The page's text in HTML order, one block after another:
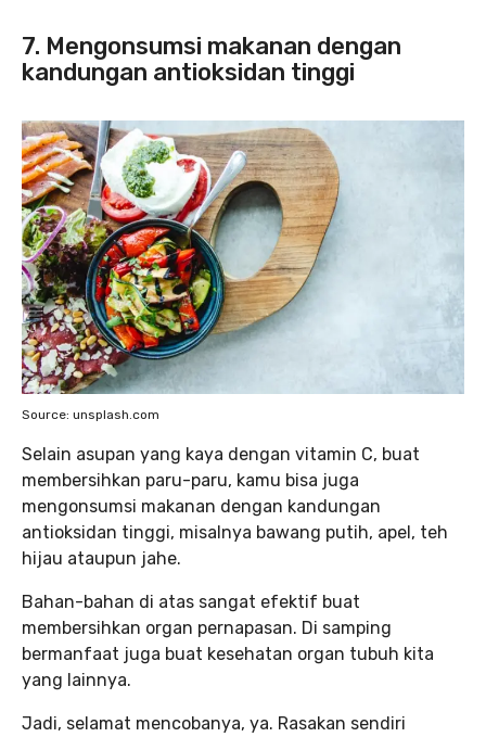
7. Mengonsumsi makanan dengan
kandungan antioksidan tinggi
Source: unsplash.com
Selain asupan yang kaya dengan vitamin C, buat
membersihkan paru-paru, kamu bisa juga
mengonsumsi makanan dengan kandungan
antioksidan tinggi, misalnya bawang putih, apel, teh
hijau ataupun jahe.
Bahan-bahan di atas sangat efektif buat
membersihkan organ pernapasan. Di samping
bermanfaat juga buat kesehatan organ tubuh kita
yang lainnya.
Jadi, selamat mencobanya, ya. Rasakan sendiri